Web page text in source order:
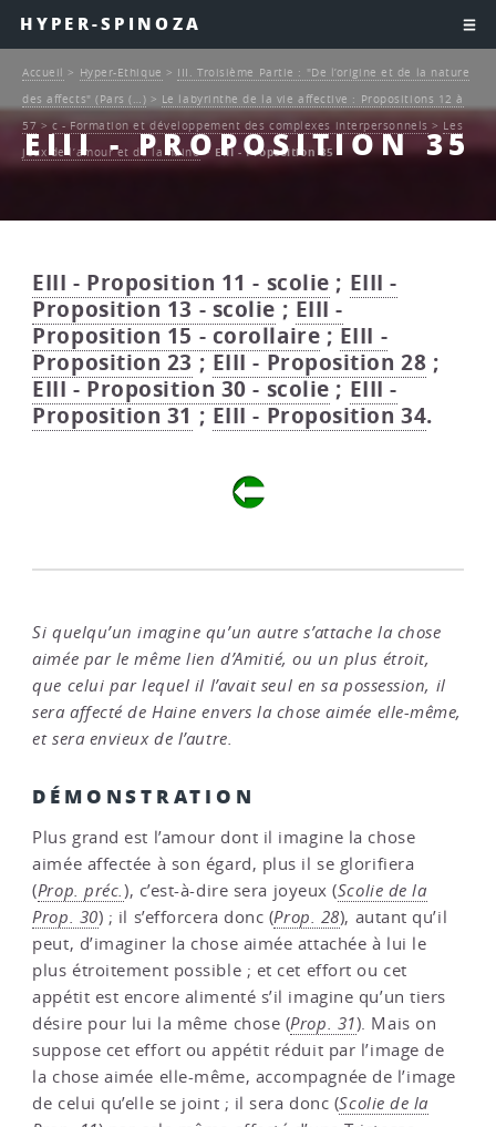
HYPER-SPINOZA
EIII - PROPOSITION 35
Accueil > Hyper-Ethique > III. Troisième Partie : "De l’origine et de la nature
des affects" (Pars (…) > Le labyrinthe de la vie affective : Propositions 12 à
57 > c - Formation et développement des complexes interpersonnels > Les
jeux de l’amour et de la haine> EIII - Proposition 35
EIII - Proposition 11 - scolie ; EIII -
Proposition 13 - scolie ; EIII -
Proposition 15 - corollaire ; EIII -
Proposition 23 ; EIII - Proposition 28 ;
EIII - Proposition 30 - scolie ; EIII -
Proposition 31 ; EIII - Proposition 34.
Si quelqu’un imagine qu’un autre s’attache la chose
aimée par le même lien d’Amitié, ou un plus étroit,
que celui par lequel il l’avait seul en sa possession, il
sera affecté de Haine envers la chose aimée elle-même,
et sera envieux de l’autre.
DÉMONSTRATION
Plus grand est l’amour dont il imagine la chose
aimée affectée à son égard, plus il se glorifiera
(Prop. préc.), c’est-à-dire sera joyeux (Scolie de la
Prop. 30) ; il s’efforcera donc (Prop. 28), autant qu’il
peut, d’imaginer la chose aimée attachée à lui le
plus étroitement possible ; et cet effort ou cet
appétit est encore alimenté s’il imagine qu’un tiers
désire pour lui la même chose (Prop. 31). Mais on
suppose cet effort ou appétit réduit par l’image de
la chose aimée elle-même, accompagnée de l’image
de celui qu’elle se joint ; il sera donc (Scolie de la